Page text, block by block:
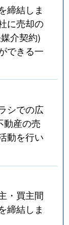
締結しま
に売却の
介契約)
できる一
シでの広
動産の売
動を行い
・買主間
締結しま